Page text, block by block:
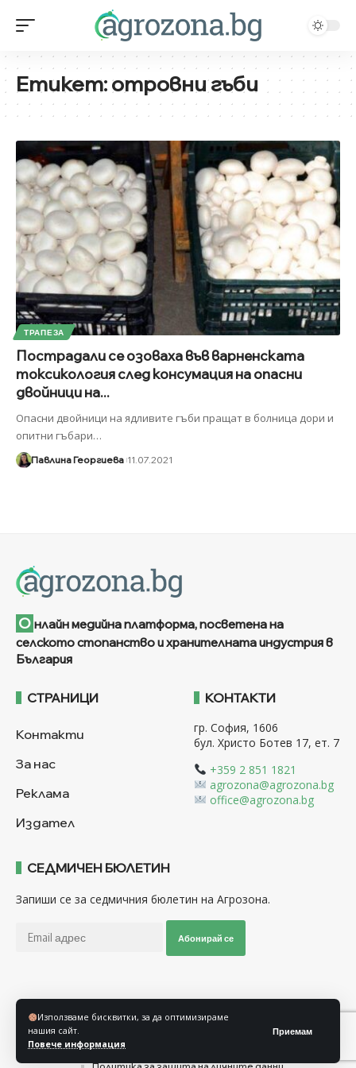
Използваме бисквитки, за да оптимизираме
нашия сайт.
Повече информация
Приемам
Етикет:отровни гъби
ТРАПЕЗА
Пострадали се озоваха във варненската
токсикология след консумация на опасни
двойници на...
Опасни двойници на ядливите гъби пращат в болница дори и
опитни гъбари…
Павлина Георгиева 11.07.2021
О нлайн медийна платформа, посветена на
селското стопанство и хранителната индустрия в
България
СТРАНИЦИ
Контакти
За нас
Реклама
Издател
КОНТАКТИ
гр. София, 1606
бул. Христо Ботев 17, ет. 7
+359 2 851 1821
agrozona@agrozona.bg
office@agrozona.bg
СЕДМИЧЕН БЮЛЕТИН
Запиши се за седмичния бюлетин на Агрозона.
Абонирай се
Общи условия
Политика за използване на “Бисквитки”